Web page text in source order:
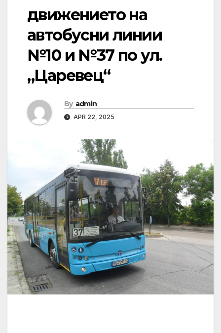
движението на
автобусни линии
№10 и №37 по ул.
„Царевец“
By admin
APR 22, 2025